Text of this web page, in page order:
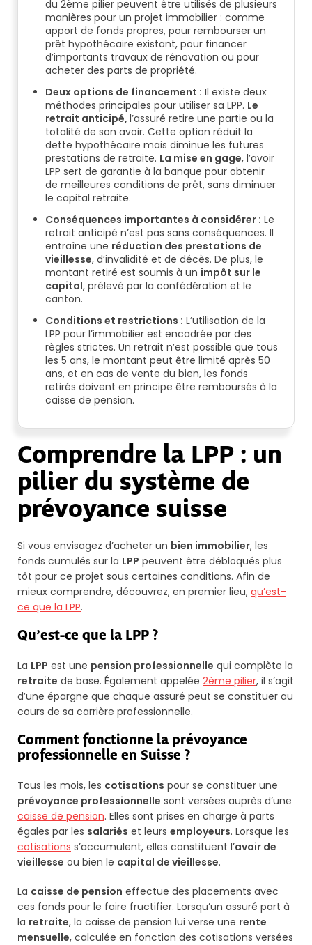
du 2ème pilier peuvent être utilisés de plusieurs
manières pour un projet immobilier : comme
apport de fonds propres, pour rembourser un
prêt hypothécaire existant, pour financer
d’importants travaux de rénovation ou pour
acheter des parts de propriété.
Deux options de financement : Il existe deux
méthodes principales pour utiliser sa LPP. Le
retrait anticipé,l’assuré retire une partie ou la
totalité de son avoir. Cette option réduit la
dette hypothécaire mais diminue les futures
prestations de retraite. La mise en gage, l’avoir
LPP sert de garantie à la banque pour obtenir
de meilleures conditions de prêt, sans diminuer
le capital retraite.
Conséquences importantes à considérer : Le
retrait anticipé n’est pas sans conséquences. Il
entraîne une réduction des prestations de
vieillesse, d’invalidité et de décès. De plus, le
montant retiré est soumis à un impôt sur le
capital, prélevé par la confédération et le
canton.
Conditions et restrictions : L’utilisation de la
LPP pour l’immobilier est encadrée par des
règles strictes. Un retrait n’est possible que tous
les 5 ans, le montant peut être limité après 50
ans, et en cas de vente du bien, les fonds
retirés doivent en principe être remboursés à la
caisse de pension.
Comprendre la LPP : un
pilier du système de
prévoyance suisse
Si vous envisagez d’acheter un bien immobilier, les
fonds cumulés sur la LPP peuvent être débloqués plus
tôt pour ce projet sous certaines conditions. Afin de
mieux comprendre, découvrez, en premier lieu, qu’est-
ce que la LPP.
Qu’est-ce que la LPP ?
La LPP est une pension professionnelle qui complète la
retraite de base. Également appelée 2ème pilier, il s’agit
d’une épargne que chaque assuré peut se constituer au
cours de sa carrière professionnelle.
Comment fonctionne la prévoyance
professionnelle en Suisse ?
Tous les mois, les cotisations pour se constituer une
prévoyance professionnelle sont versées auprès d’une
caisse de pension. Elles sont prises en charge à parts
égales par les salariés et leurs employeurs. Lorsque les
cotisations s’accumulent, elles constituent l’avoir de
vieillesse ou bien le capital de vieillesse.
La caisse de pension effectue des placements avec
ces fonds pour le faire fructifier. Lorsqu’un assuré part à
la retraite, la caisse de pension lui verse une rente
mensuelle, calculée en fonction des cotisations versées